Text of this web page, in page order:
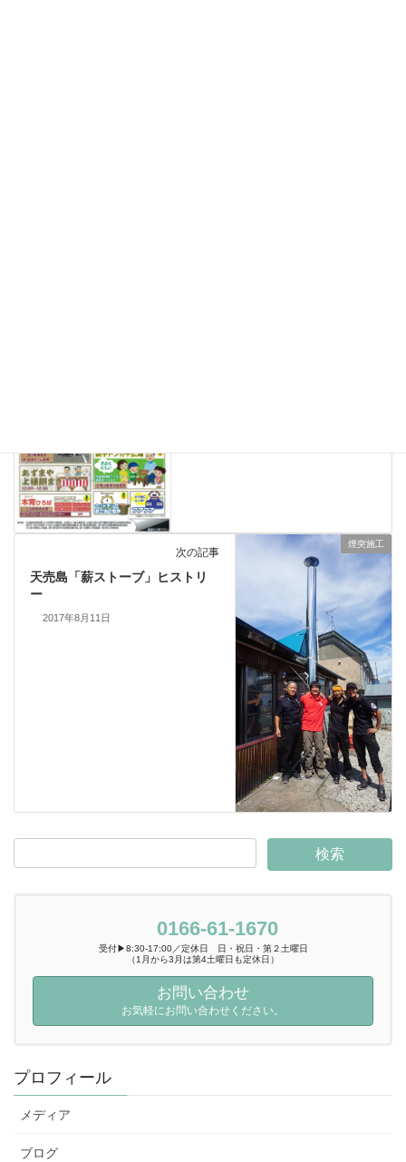
煙突施工
次の記事
天売島「薪ストーブ」ヒストリ
ー
2017年8月11日
0166-61-1670
受付▶8:30-17:00／定休日 日・祝日・第２土曜日
（1月から3月は第4土曜日も定休日）
お問い合わせ
お気軽にお問い合わせください。
プロフィール
メディア
ブログ